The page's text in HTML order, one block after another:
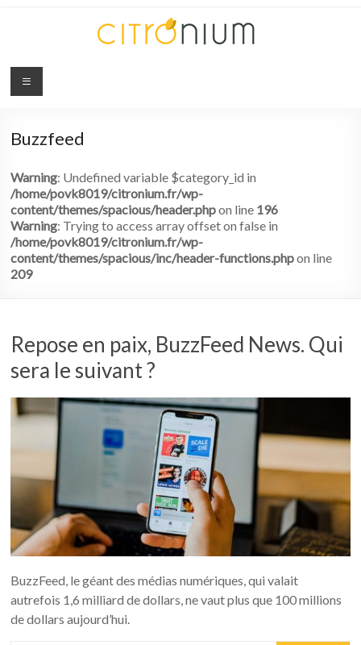
Citronium
Abonnez-
à
Buzzfeed
Warning: Undefined variable $category_id in
/home/povk8019/citronium.fr/wp-
content/themes/spacious/header.phpon line 196
Warning: Trying to access array offset on false in
/home/povk8019/citronium.fr/wp-
content/themes/spacious/inc/header-functions.phpon line
209
Repose en paix, BuzzFeed News. Qui
sera le suivant ?
BuzzFeed, le géant des médias numériques, qui valait
autrefois 1,6 milliard de dollars, ne vaut plus que 100 millions
de dollars aujourd’hui.